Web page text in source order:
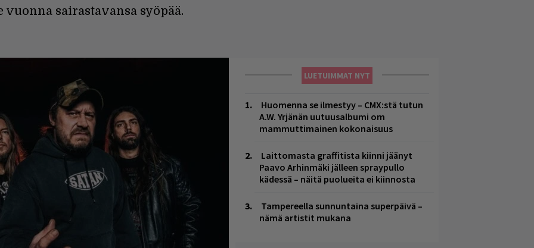
sairastavansa syöpää.
LUETUIMMAT NYT
Huomenna se ilmestyy – CMX:stä tutun
A.W. Yrjänän uutuusalbumi om
mammuttimainen kokonaisuus
Laittomasta graffitista kiinni jäänyt
Paavo Arhinmäki jälleen spraypullo
kädessä – näitä puolueita ei kiinnosta
Tampereella sunnuntaina superpäivä –
nämä artistit mukana